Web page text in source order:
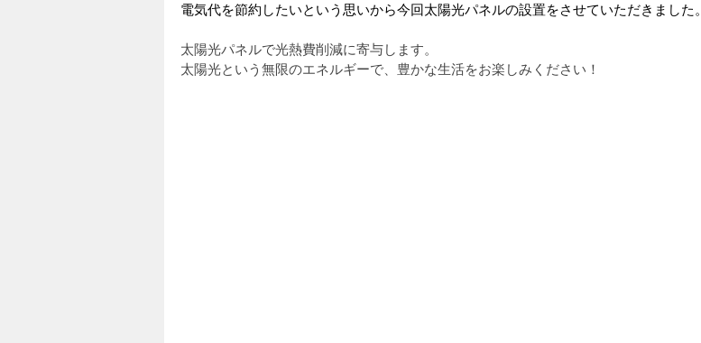
電気代を節約したいという思いから今回太陽光パネルの設置をさせていただきました。
太陽光パネルで光熱費削減に寄与します。
太陽光という無限のエネルギーで、豊かな生活をお楽しみください！